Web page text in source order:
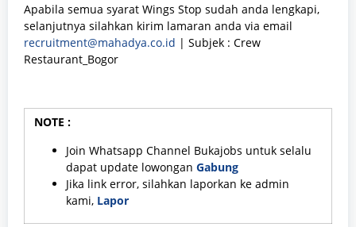
Apabila semua syarat Wings Stop sudah anda lengkapi,
selanjutnya silahkan kirim lamaran anda via email
recruitment@mahadya.co.id | Subjek : Crew
Restaurant_Bogor
NOTE :
Join Whatsapp Channel Bukajobs untuk selalu
dapat update lowongan Gabung
Jika link error, silahkan laporkan ke admin
kami, Lapor